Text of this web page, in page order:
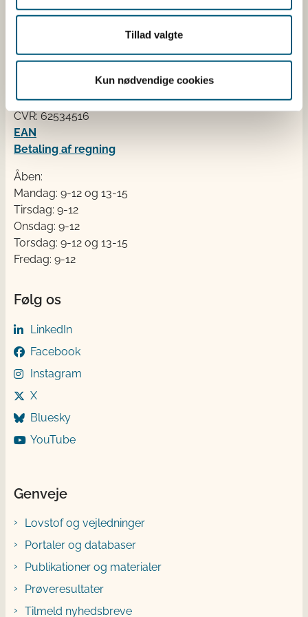
Tillad valgte
Kun nødvendige cookies
Fødevarestyrelsen
Stationsparken 31-33
Tlf. 72 2​​​7 69 00
CVR: 62534516
EAN
Betaling af regning
Åben:
Mandag: 9-12 og 13-15
Tirsdag: 9-12
Onsdag: 9-12
Torsdag: 9-12 og 13-15
Fredag: 9-12
Følg os
LinkedIn
Facebook
Instagram
X
Bluesky
YouTube
Genveje
Lovstof og vejledninger
Portaler og databaser
Publikationer og materialer
Prøveresultater
Tilmeld nyhedsbreve